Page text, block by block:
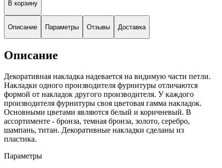
В корзину
Описание Параметры Отзывы Доставка
Описание
Декоративная накладка надевается на видимую части петли.
Накладки одного производителя фурнитуры отличаются
формой от накладок другого производителя. У каждого
производителя фурнитуры своя цветовая гамма накладок.
Основными цветами являются белый и коричневый. В
ассортименте - бронза, темная бронза, золото, серебро,
шампань, титан. Декоративные накладки сделаны из
пластика.
Параметры